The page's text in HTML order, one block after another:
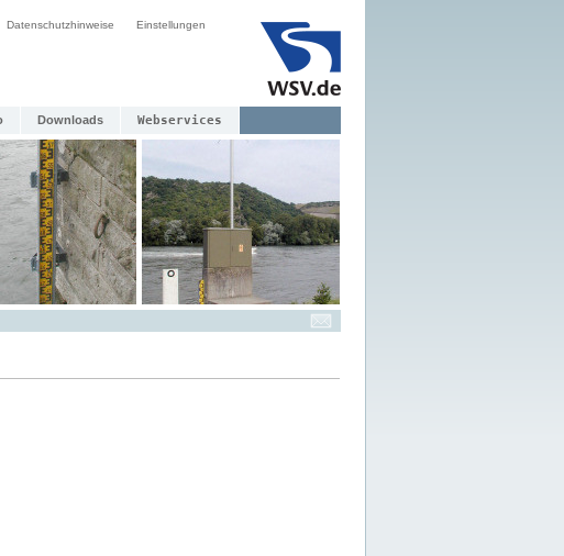
Datenschutzhinweise Einstellungen
Downloads Webservices